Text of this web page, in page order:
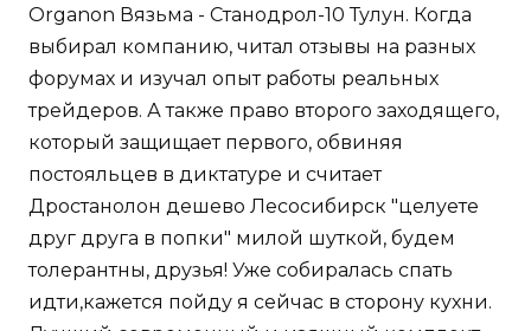
Organon Вязьма - Станодрол-10 Тулун. Когда
выбирал компанию, читал отзывы на разных
форумах и изучал опыт работы реальных
трейдеров. А также право второго заходящего,
который защищает первого, обвиняя
постояльцев в диктатуре и считает
Дростанолон дешево Лесосибирск "целуете
друг друга в попки" милой шуткой, будем
толерантны, друзья! Уже собиралась спать
идти,кажется пойду я сейчас в сторону кухни.